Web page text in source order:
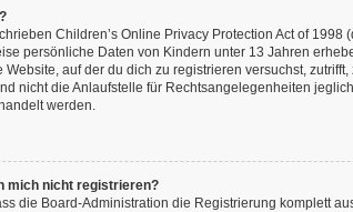
Children’s Online Privacy Protection Act of
persönliche Daten von Kindern unter 13 Jahren
Website, auf der du dich zu registrieren versuchst,
nicht die Anlaufstelle für Rechtsangelegenheiten
werden.
mich nicht registrieren?
die Board-Administration die Registrierung komplett